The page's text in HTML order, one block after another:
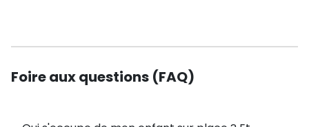
de sentiers et de lacs sauvages, pour une immersion
commence ton aventure !
Foire aux questions (FAQ)